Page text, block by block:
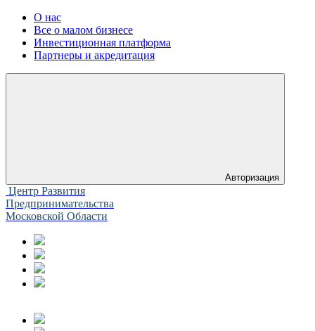
О нас
Все о малом бизнесе
Инвестиционная платформа
Партнеры и акредитация
Авторизация
Центр Развития
Предпринимательства
Московской Области